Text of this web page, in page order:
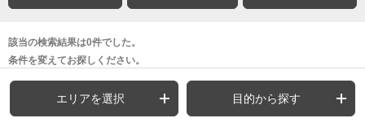
該当の検索結果は0件でした。
条件を変えてお探しください。
エリアを選択 目的から探す